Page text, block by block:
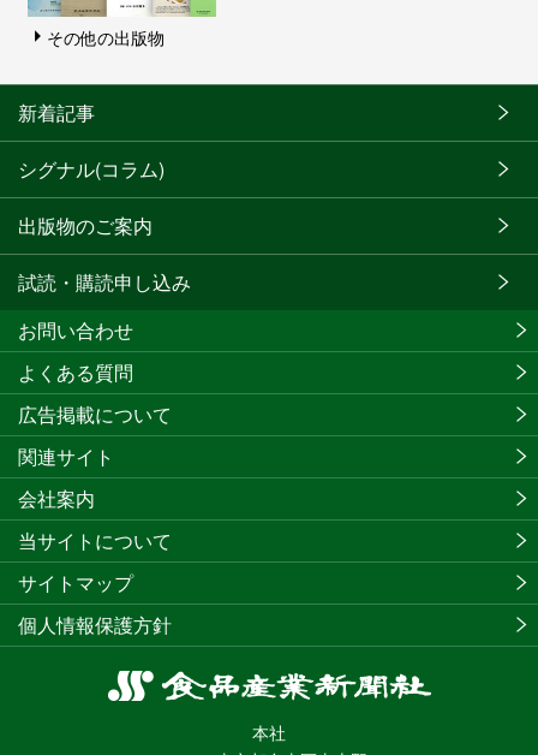
その他の出版物
新着記事
シグナル(コラム)
出版物のご案内
試読・購読申し込み
食
産
本社
お問い合わせ
よくある質問
広告掲載について
関連サイト
会社案内
当サイトについて
サイトマップ
個人情報保護方針